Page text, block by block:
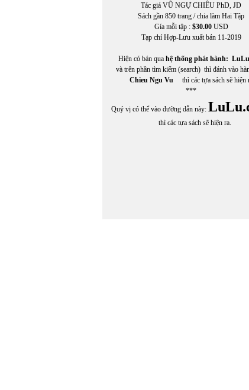
Tác giả VŨ NGỰ CHIÊU PhD, JD
Sách gần 850 trang / chia làm Hai Tập
Gía mỗi tập : $30.00USD
Tạp chí Hợp-Lưu xuất bản 11-2019
Hiện có bán qua hệ thống phát hành:
và trên phần tìm kiếm (search) thì đánh vào
Chieu Ngu Vu thì các tựa sách sẽ hiện
***
Quý vị có thể vào đường dẫn này:
thì các tựa sách sẽ hiện ra.